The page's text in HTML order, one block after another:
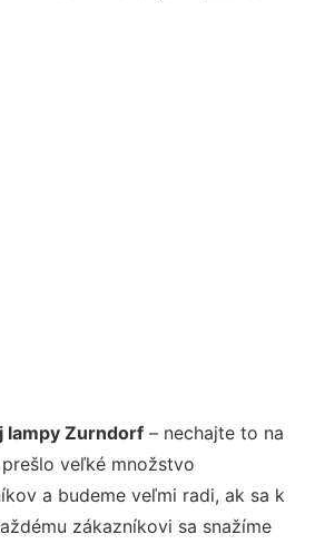
lampy Zurndorf – nechajte to na
veľké množstvo
a budeme veľmi radi, ak sa k
zákazníkovi sa snažíme